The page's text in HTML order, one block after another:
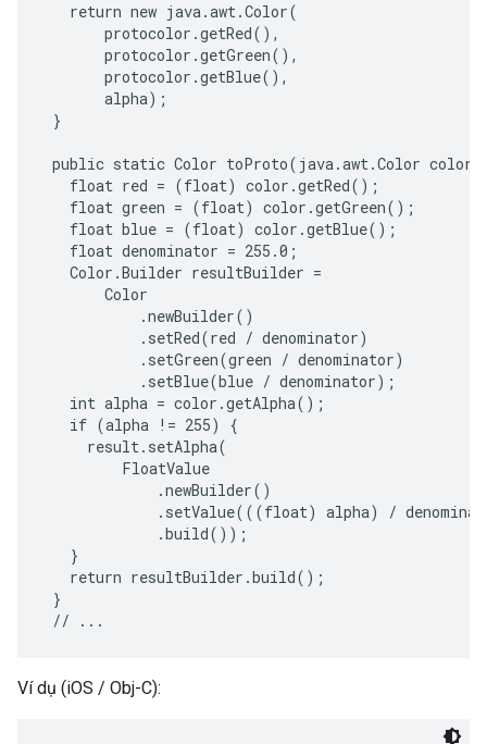
   return new java.awt.Color(
       protocolor.getRed(),
       protocolor.getGreen(),
       protocolor.getBlue(),
       alpha);
}
public static Color toProto(java.awt.Color
   float red = (float) color.getRed();
   float green = (float) color.getGreen();
   float blue = (float) color.getBlue();
   float denominator = 255.0;
   Color.Builder resultBuilder =
       Color
           .newBuilder()
           .setRed(red / denominator)
           .setGreen(green / denominator)
           .setBlue(blue / denominator);
   int alpha = color.getAlpha();
   if (alpha != 255) {
     result.setAlpha(
         FloatValue
             .newBuilder()
.setValue(((float) alpha) /
             .build());
   }
   return resultBuilder.build();
}
Ví dụ (iOS / Obj-C):